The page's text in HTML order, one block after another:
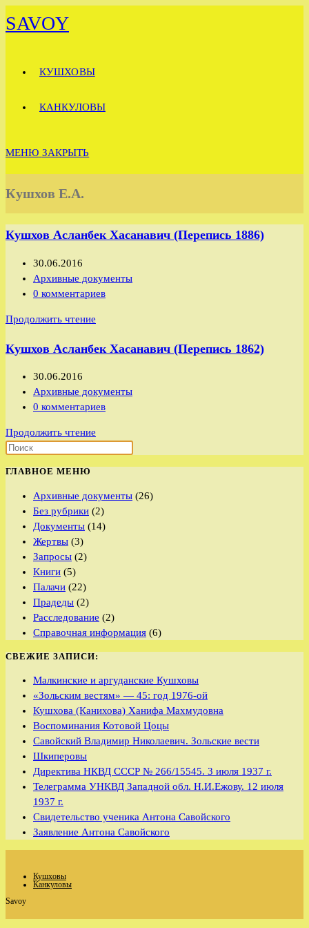
к
SAVOY
КУШХОВЫ
КАНКУЛОВЫ
МЕНЮ ЗАКРЫТЬ
Кушхов Е.А.
Кушхов Асланбек Хасанавич (Перепись 1886)
Запись
опубликована:
30.06.2016
Рубрика
записи:
Архивные документы
Комментарии
записи:
0 комментариев
Продолжить чтение
Хасанавич
Кушхов Асланбек Хасанавич (Перепись 1862)
Запись
опубликована:
30.06.2016
Рубрика
записи:
Архивные документы
Комментарии
записи:
0 комментариев
Продолжить чтение
1862)
ГЛАВНОЕ МЕНЮ
Архивные документы (26)
Без рубрики (2)
Документы (14)
Жертвы (3)
Запросы (2)
Книги (5)
Палачи (22)
Прадеды (2)
Расследование (2)
Справочная информация (6)
СВЕЖИЕ ЗАПИСИ:
Малкинские и аргуданские Кушховы
«Зольским вестям» — 45: год 1976-ой
Кушхова (Канихова) Ханифа Махмудовна
Воспоминания Котовой Цоцы
Савойский Владимир Николаевич. Зольские вести
Шкиперовы
Директива НКВД СССР № 266/15545. 3 июля 1937 г.
Телеграмма УНКВД Западной обл. Н.И.Ежову. 12 июля
1937 г.
Свидетельство ученика Антона Савойского
Заявление Антона Савойского
Кушховы
Канкуловы
Savoy